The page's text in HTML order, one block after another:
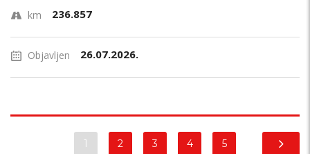
km 236.857
Objavljen 26.07.2026.
1 2 3 4 5